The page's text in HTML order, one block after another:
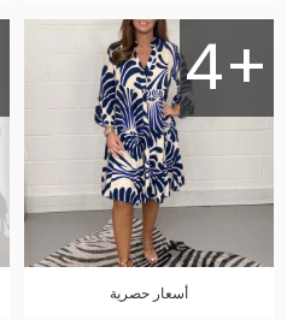
4+
أسعار حصرية